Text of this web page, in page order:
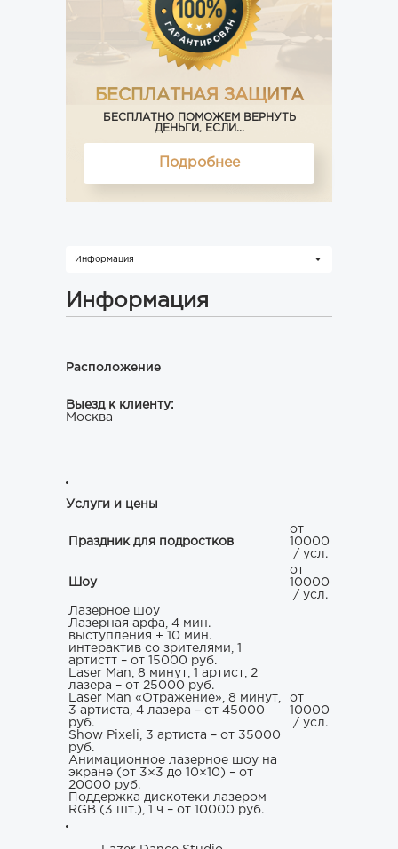
БЕСПЛАТНАЯ ЗАЩИТА
БЕСПЛАТНО ПОМОЖЕМ ВЕРНУТЬ
ДЕНЬГИ, ЕСЛИ...
Подробнее
Информация
Информация
Расположение
Выезд к клиенту:
Москва
Услуги и цены
Праздник для подростков
от
10000
/ усл.
Шоу
от
10000
/ усл.
Лазерное шоу
Лазерная арфа, 4 мин.
выступления + 10 мин.
интерактив со зрителями, 1
артистт – от 15000 руб.
Laser Man, 8 минут, 1 артист, 2
лазера – от 25000 руб.
Laser Man «Отражение», 8 минут,
3 артиста, 4 лазера – от 45000
руб.
Show Pixeli, 3 артиста – от 35000
руб.
Анимационное лазерное шоу на
экране (от 3×3 до 10×10) – от
20000 руб.
Поддержка дискотеки лазером
RGB (3 шт.), 1 ч – от 10000 руб.
от
10000
/ усл.